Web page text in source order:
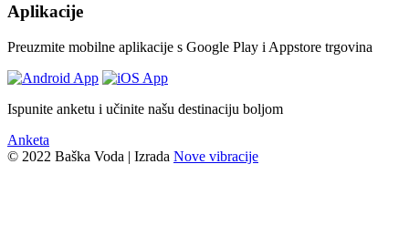
Aplikacije
Preuzmite mobilne aplikacije s Google Play i Appstore trgovina
Ispunite anketu i učinite našu destinaciju boljom
Anketa
© 2022 Baška Voda | Izrada Nove vibracije